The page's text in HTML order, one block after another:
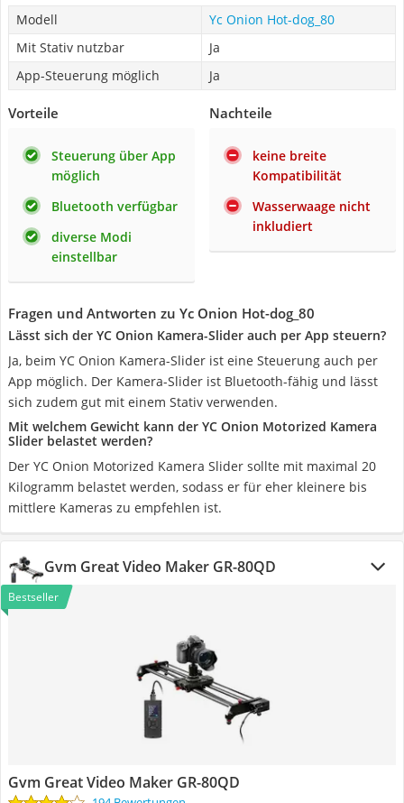
Modell
Yc Onion ‎Hot-dog_80
Mit Stativ nutzbar
Ja
App-Steuerung möglich
Ja
Vorteile
Steuerung über App
möglich
Bluetooth verfügbar
diverse Modi
einstellbar
Nachteile
keine breite
Kompatibilität
Wasserwaage nicht
inkludiert
Fragen und Antworten zu Yc Onion ‎Hot-dog_80
Lässt sich der YC Onion Kamera-Slider auch per App steuern?
Ja, beim YC Onion Kamera-Slider ist eine Steuerung auch per
App möglich. Der Kamera-Slider ist Bluetooth-fähig und lässt
sich zudem gut mit einem Stativ verwenden.
Mit welchem Gewicht kann der YC Onion Motorized Kamera
Slider belastet werden?
Der YC Onion Motorized Kamera Slider sollte mit maximal 20
Kilogramm belastet werden, sodass er für eher kleinere bis
mittlere Kameras zu empfehlen ist.
Gvm Great Video Maker GR-80QD
Bestseller
Gvm Great Video Maker GR-80QD